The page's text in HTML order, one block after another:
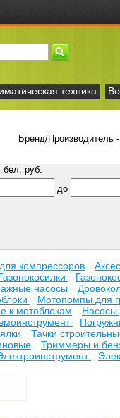
техника
Бренд/Производитель
руб.
до
компрессоров
насосы
Мотопомпы для
к мотоблокам
Насосы
Тачки
Триммеры и